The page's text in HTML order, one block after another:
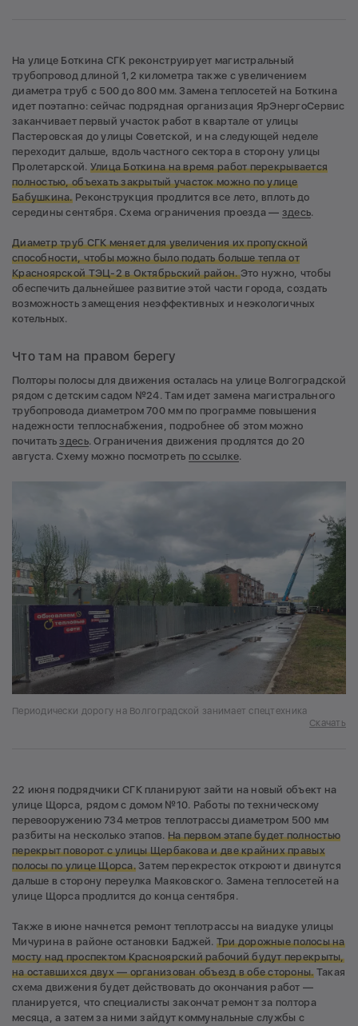
На улице Боткина СГК реконструирует магистральный
трубопровод длиной 1,2 километра также с увеличением
диаметра труб с 500 до 800 мм. Замена теплосетей на Боткина
идет поэтапно: сейчас подрядная организация ЯрЭнергоСервис
заканчивает первый участок работ в квартале от улицы
Пастеровская до улицы Советской, и на следующей неделе
переходит дальше, вдоль частного сектора в сторону улицы
Пролетарской. Улица Боткина на время работ перекрывается
полностью, объехать закрытый участок можно по улице
Бабушкина.Реконструкция продлится все лето, вплоть до
середины сентября. Схема ограничения проезда — здесь.
Диаметр труб СГК меняет для увеличения их пропускной
способности, чтобы можно было подать больше тепла от
Красноярской ТЭЦ-2 в Октябрьский район. Это нужно, чтобы
обеспечить дальнейшее развитие этой части города, создать
возможность замещения неэффективных и неэкологичных
котельных.
Что там на правом берегу
Полторы полосы для движения осталась на улице Волгоградской
рядом с детским садом №24. Там идет замена магистрального
трубопровода диаметром 700 мм по программе повышения
надежности теплоснабжения, подробнее об этом можно
почитатьздесь. Ограничения движения продлятся до 20
августа. Схему можно посмотреть по ссылке.
Периодически дорогу на Волгоградской занимает спецтехника
Скачать
22 июня подрядчики СГК планируют зайти на новый объект на
улице Щорса, рядом с домом №10. Работы по техническому
перевооружению 734 метров теплотрассы диаметром 500 мм
разбиты на несколько этапов. На первом этапе будет полностью
перекрыт поворот с улицы Щербакова и две крайних правых
полосы по улице Щорса.Затем перекресток откроют и двинутся
дальше в сторону переулка Маяковского. Замена теплосетей на
улице Щорса продлится до конца сентября.
Также в июне начнется ремонт теплотрассы на виадуке улицы
Мичурина в районе остановки Баджей. Три дорожные полосы на
мосту над проспектом Красноярский рабочий будут перекрыты,
на оставшихся двух — организован объезд в обе стороны.Такая
схема движения будет действовать до окончания работ —
планируется, что специалисты закончат ремонт за полтора
месяца, а затем за ними зайдут коммунальные службы с